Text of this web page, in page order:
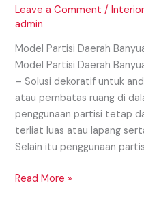
Leave a Comment /
admin
Model Partisi Daerah
Model Partisi Daerah
– Solusi dekoratif untuk
atau pembatas ruang di
penggunaan partisi tetap
terliat luas atau lapang
Selain itu penggunaan
Read More »